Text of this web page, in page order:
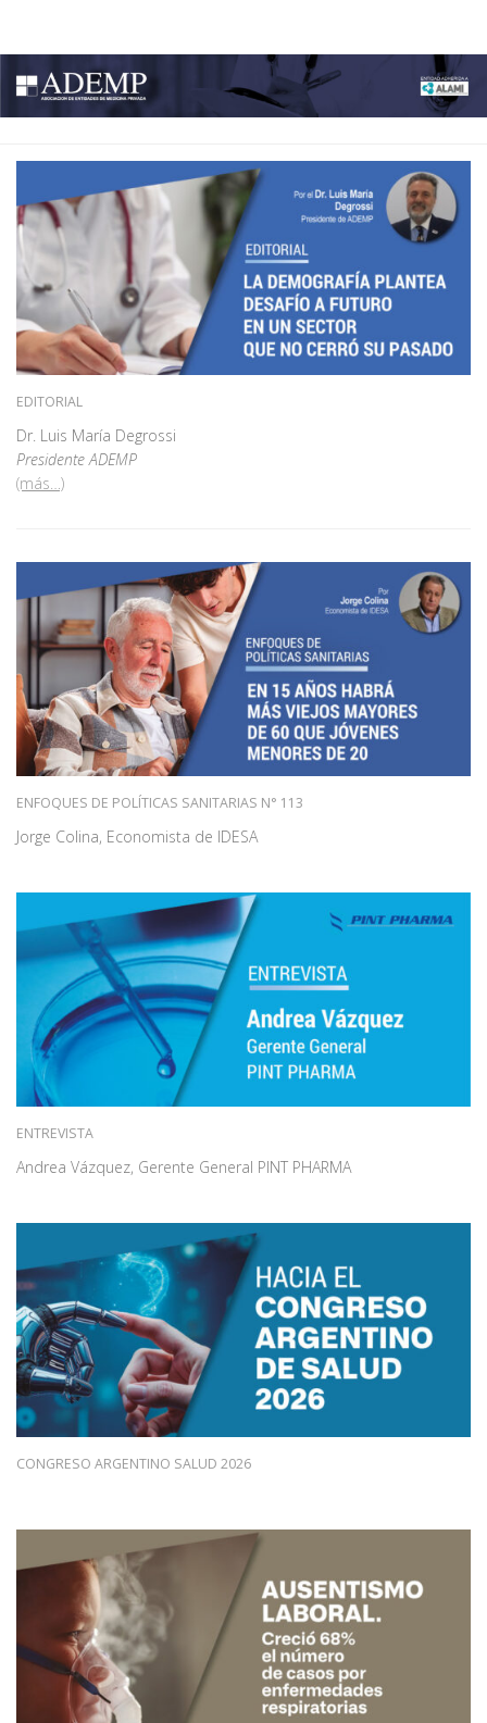
EDITORIAL
Dr. Luis María Degrossi
Presidente ADEMP
(más…)
ENFOQUES DE POLÍTICAS SANITARIAS N° 113
Jorge Colina, Economista de IDESA
ENTREVISTA
Andrea Vázquez, Gerente General PINT PHARMA
CONGRESO ARGENTINO SALUD 2026